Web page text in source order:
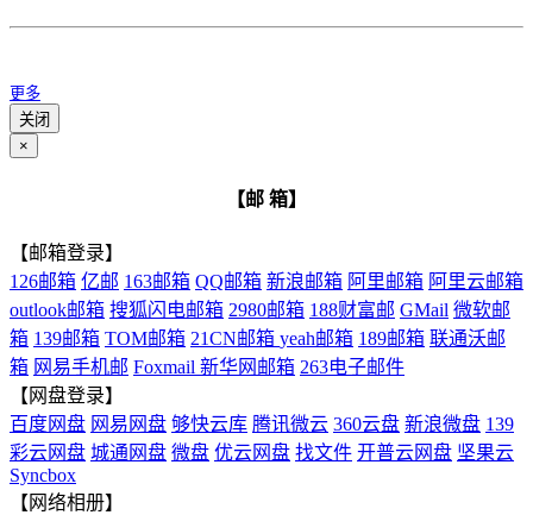
更多
关闭
×
【邮 箱】
【邮箱登录】
126邮箱 亿邮 163邮箱 QQ邮箱 新浪邮箱 阿里邮箱 阿里云邮箱
outlook邮箱 搜狐闪电邮箱 2980邮箱 188财富邮 GMail 微软邮
箱 139邮箱 TOM邮箱 21CN邮箱 yeah邮箱 189邮箱 联通沃邮
箱 网易手机邮 Foxmail 新华网邮箱 263电子邮件
【网盘登录】
百度网盘 网易网盘 够快云库 腾讯微云 360云盘 新浪微盘 139
彩云网盘 城通网盘 微盘 优云网盘 找文件 开普云网盘 坚果云
Syncbox
【网络相册】